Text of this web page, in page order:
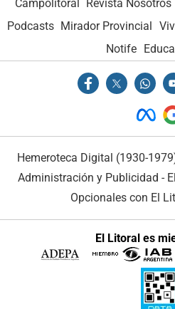
Campolitoral Revista Nosotros
Podcasts Mirador Provincial
Notife
Hemeroteca Digital (1930-
Administración y Publicidad -
Opcionales con El
El Litoral es